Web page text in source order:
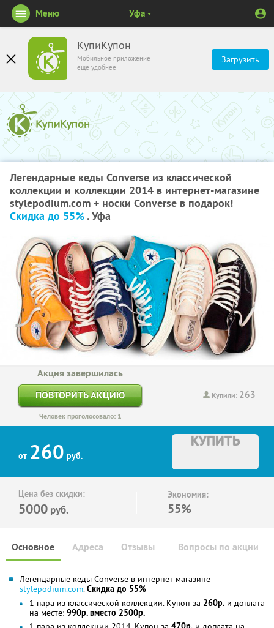
КупиКупон
Мобильное приложение
ещё удобнее
Загрузить
Меню Уфа
Легендарные кеды Converse из классической
коллекции и коллекции 2014 в интернет-магазине
stylepodium.com + носки Converse в подарок!
Скидка до 55%. Уфа
Купили: 263
Акция завершилась
ПОВТОРИТЬ АКЦИЮ
Человек проголосовало: 1
от 260 руб.
КУПИТЬ
Цена без скидки:
5000 руб.
Экономия:
55%
Основное Отзывы Вопросы по акции
Адреса
Легендарные кеды Converse в интернет-магазине
stylepodium.com.Скидка до 55%
1 пара из классической коллекции. Купон за 260р. и доплата
на месте: 990р. вместо 2500р.